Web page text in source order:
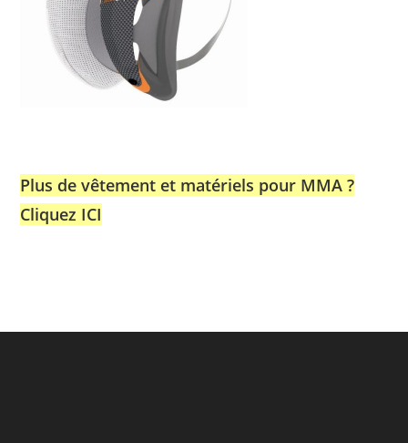
Plus de vêtement et matériels pour MMA ?
Cliquez ICI